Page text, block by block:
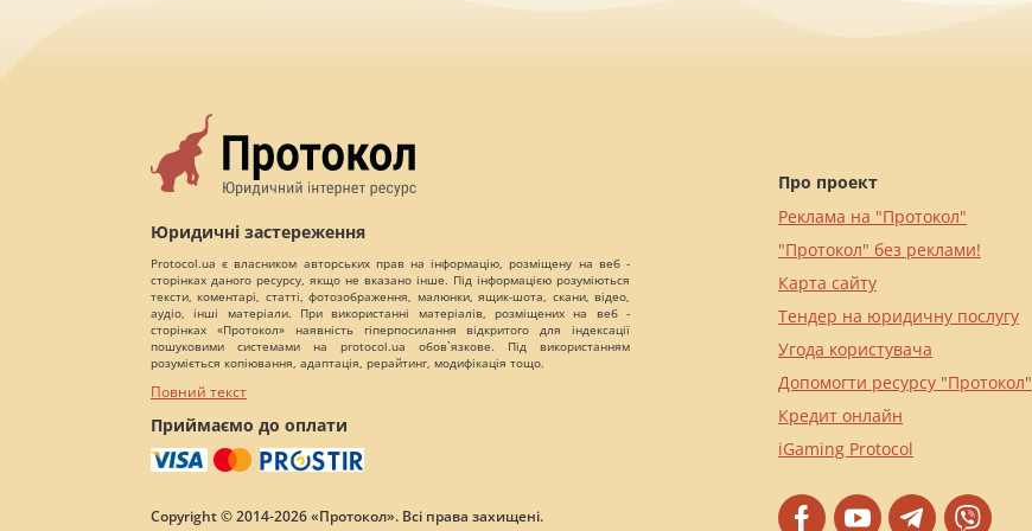
Юридичні застереження
Protocol.ua є власником авторських прав на інформацію, розміщену на веб -
сторінках даного ресурсу, якщо не вказано інше. Під інформацією розуміються
тексти, коментарі, статті, фотозображення, малюнки, ящик-шота, скани, відео,
аудіо, інші матеріали. При використанні матеріалів, розміщених на веб -
сторінках «Протокол» наявність гіперпосилання відкритого для індексації
пошуковими системами на protocol.ua обов`язкове. Під використанням
розуміється копіювання, адаптація, рерайтинг, модифікація тощо.
Повний текст
Приймаємо до оплати
Copyright © 2014-2026 «Протокол». Всі права захищені.
Про проект
Реклама на "Протокол"
"Протокол" без реклами!
Карта сайту
Тендер на юридичну послугу
Угода користувача
Допомогти ресурсу "Протокол"
Кредит онлайн
iGaming Protocol